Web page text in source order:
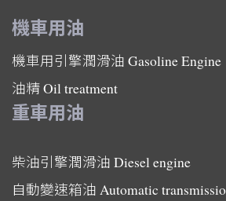
機車用油
機車用引擎潤滑油 Gasoline Engine
油精Oil treatment
重車用油
柴油引擎潤滑油 Diesel engine
自動變速箱油 Automatic